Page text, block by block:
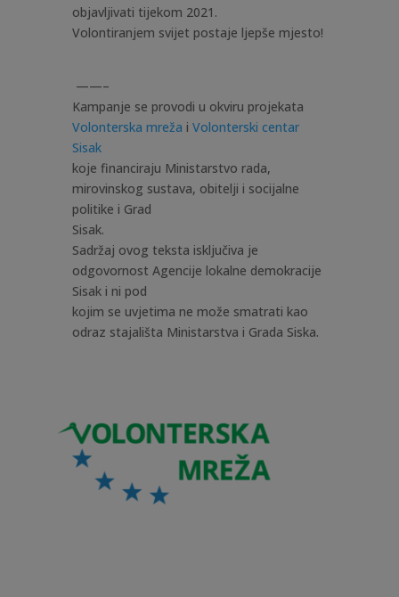
objavljivati tijekom 2021.
Volontiranjem svijet postaje ljepše mjesto!
——–
Kampanje se provodi u okviru projekata
Volonterska mreža i Volonterski centar
Sisak
koje financiraju Ministarstvo rada,
mirovinskog sustava, obitelji i socijalne
politike i Grad
Sisak.
Sadržaj ovog teksta isključiva je
odgovornost Agencije lokalne demokracije
Sisak i ni pod
kojim se uvjetima ne može smatrati kao
odraz stajališta Ministarstva i Grada Siska.